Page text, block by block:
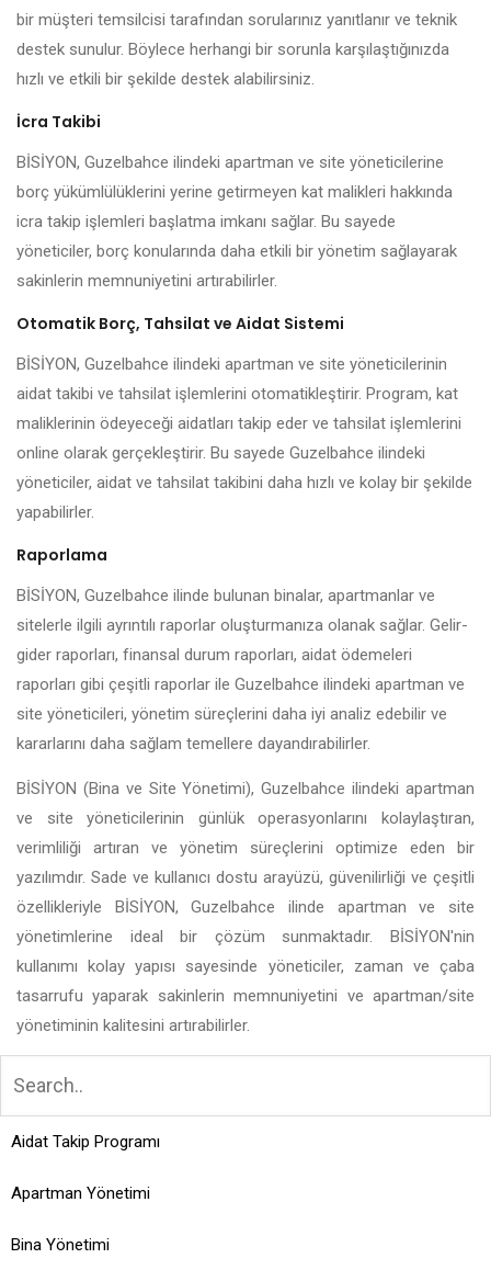
bir müşteri temsilcisi tarafından sorularınız yanıtlanır ve teknik
destek sunulur. Böylece herhangi bir sorunla karşılaştığınızda
hızlı ve etkili bir şekilde destek alabilirsiniz.
İcra Takibi
BİSİYON, Guzelbahce ilindeki apartman ve site yöneticilerine
borç yükümlülüklerini yerine getirmeyen kat malikleri hakkında
icra takip işlemleri başlatma imkanı sağlar. Bu sayede
yöneticiler, borç konularında daha etkili bir yönetim sağlayarak
sakinlerin memnuniyetini artırabilirler.
Otomatik Borç, Tahsilat ve Aidat Sistemi
BİSİYON, Guzelbahce ilindeki apartman ve site yöneticilerinin
aidat takibi ve tahsilat işlemlerini otomatikleştirir. Program, kat
maliklerinin ödeyeceği aidatları takip eder ve tahsilat işlemlerini
online olarak gerçekleştirir. Bu sayede Guzelbahce ilindeki
yöneticiler, aidat ve tahsilat takibini daha hızlı ve kolay bir şekilde
yapabilirler.
Raporlama
BİSİYON, Guzelbahce ilinde bulunan binalar, apartmanlar ve
sitelerle ilgili ayrıntılı raporlar oluşturmanıza olanak sağlar. Gelir-
gider raporları, finansal durum raporları, aidat ödemeleri
raporları gibi çeşitli raporlar ile Guzelbahce ilindeki apartman ve
site yöneticileri, yönetim süreçlerini daha iyi analiz edebilir ve
kararlarını daha sağlam temellere dayandırabilirler.
BİSİYON (Bina ve Site Yönetimi), Guzelbahce ilindeki apartman
ve site yöneticilerinin günlük operasyonlarını kolaylaştıran,
verimliliği artıran ve yönetim süreçlerini optimize eden bir
yazılımdır. Sade ve kullanıcı dostu arayüzü, güvenilirliği ve çeşitli
özellikleriyle BİSİYON, Guzelbahce ilinde apartman ve site
yönetimlerine ideal bir çözüm sunmaktadır. BİSİYON'nin
kullanımı kolay yapısı sayesinde yöneticiler, zaman ve çaba
tasarrufu yaparak sakinlerin memnuniyetini ve apartman/site
yönetiminin kalitesini artırabilirler.
Aidat Takip Programı
Apartman Yönetimi
Bina Yönetimi